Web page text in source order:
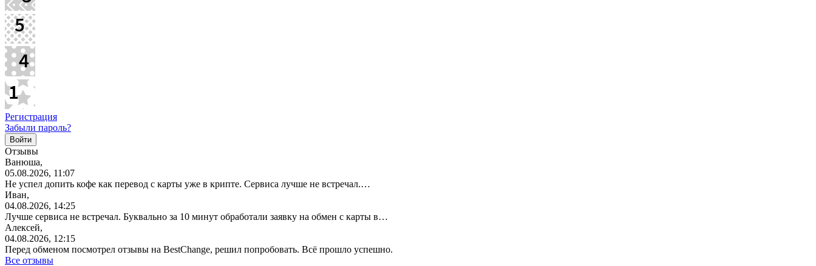
Регистрация
Забыли пароль?
Отзывы
Ванюша,
05.08.2026, 11:07
Не успел допить кофе как перевод с карты уже в крипте. Сервиса лучше не встречал.…
Иван,
04.08.2026, 14:25
Лучше сервиса не встречал. Буквально за 10 минут обработали заявку на обмен с карты в…
Алексей,
04.08.2026, 12:15
Перед обменом посмотрел отзывы на BestChange, решил попробовать. Всё прошло успешно.
Все отзывы